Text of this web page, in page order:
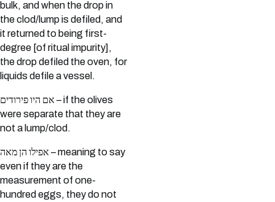
bulk, and when the drop in
the clod/lump is defiled, and
it returned to being first-
degree [of ritual impurity],
the drop defiled the oven, for
liquids defile a vessel.
אם היו פירודים – if the olives
were separate that they are
not a lump/clod.
אפילו הן מאה – meaning to say
even if they are the
measurement of one-
hundred eggs, they do not